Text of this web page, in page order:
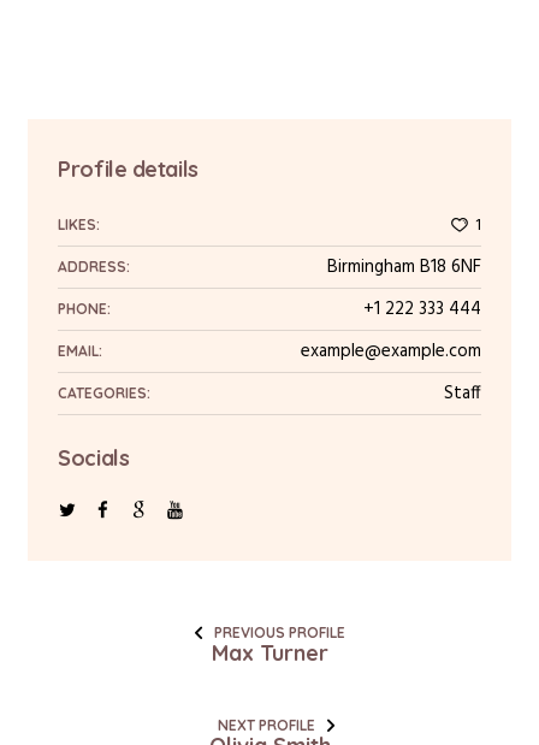
Profile details
LIKES: 1
ADDRESS: Birmingham B18 6NF
PHONE: +1 222 333 444
EMAIL: example@example.com
CATEGORIES: Staff
Socials
PREVIOUS PROFILE
Max Turner
NEXT PROFILE